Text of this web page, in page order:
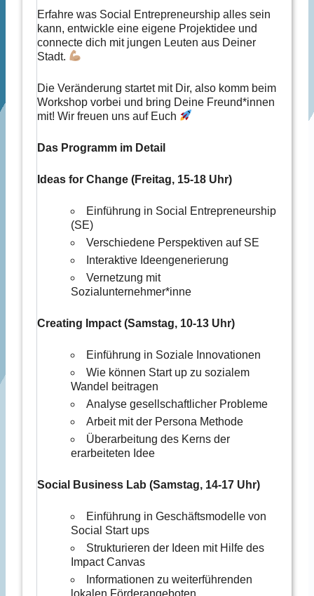
Erfahre was Social Entrepreneurship alles sein
kann, entwickle eine eigene Projektidee und
connecte dich mit jungen Leuten aus Deiner
Stadt.
Die Veränderung startet mit Dir, also komm beim
Workshop vorbei und bring Deine Freund*innen
mit! Wir freuen uns auf Euch
Das Programm im Detail
Ideas for Change (Freitag, 15-18 Uhr)
Einführung in Social Entrepreneurship
(SE)
Verschiedene Perspektiven auf SE
Interaktive Ideengenerierung
Vernetzung mit
Sozialunternehmer*inne
Creating Impact (Samstag, 10-13 Uhr)
Einführung in Soziale Innovationen
Wie können Start up zu sozialem
Wandel beitragen
Analyse gesellschaftlicher Probleme
Arbeit mit der Persona Methode
Überarbeitung des Kerns der
erarbeiteten Idee
Social Business Lab (Samstag, 14-17 Uhr)
Einführung in Geschäftsmodelle von
Social Start ups
Strukturieren der Ideen mit Hilfe des
Impact Canvas
Informationen zu weiterführenden
lokalen Förderangeboten